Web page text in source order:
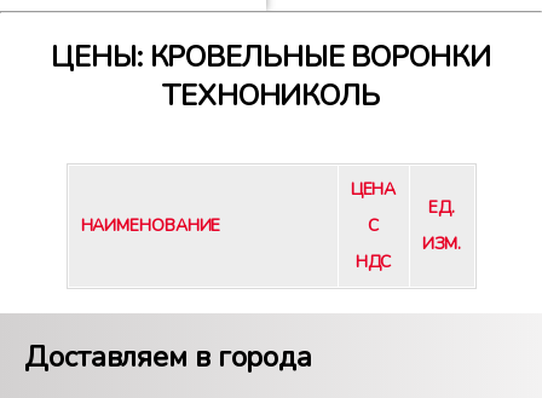
ЦЕНЫ: КРОВЕЛЬНЫЕ ВОРОНКИ
ТЕХНОНИКОЛЬ
НАИМЕНОВАНИЕ
ЦЕНА
С
НДС
ЕД.
ИЗМ.
Доставляем в города